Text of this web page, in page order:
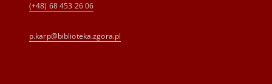
(+48) 68 453 26 06
p.karp@biblioteka.zgora.pl